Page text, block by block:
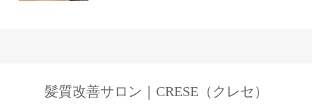
髪質改善サロン｜CRESE（クレセ）